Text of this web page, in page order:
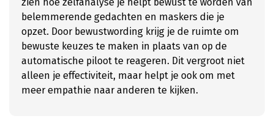
belemmerende gedachten en maskers die je
opzet. Door bewustwording krijg je de ruimte om
bewuste keuzes te maken in plaats van op de
automatische piloot te reageren. Dit vergroot niet
alleen je effectiviteit, maar helpt je ook om met
meer empathie naar anderen te kijken.